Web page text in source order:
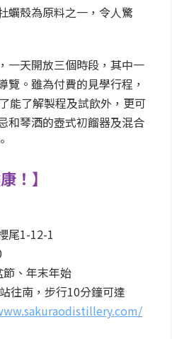
蠣殼為原料之一，令人驚
一天開放三個時段，其中一
。雖為付費的見學行程，
能了解製程及試飲外，更可
和琴酒的壺式初餾器及混合
！】
尾1-12-1
節、年末年始
往南，步行10分鐘可達